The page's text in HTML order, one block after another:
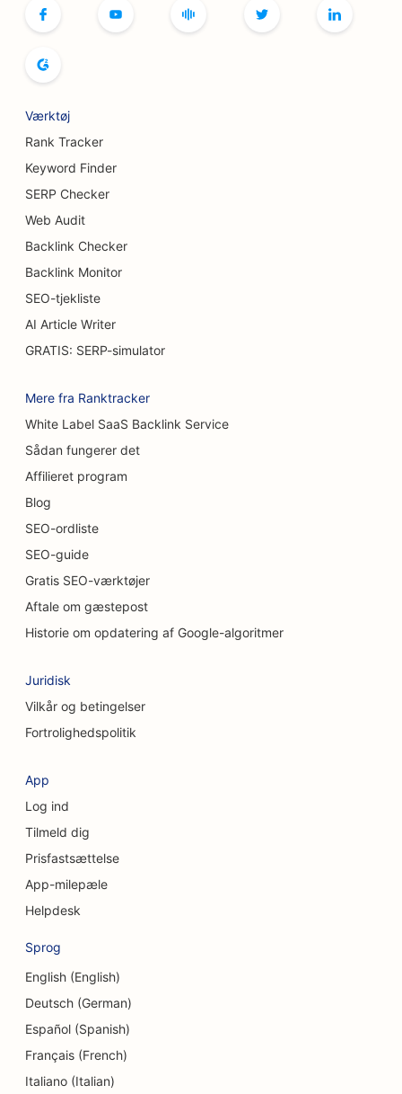
SEO for brødbagerier
SEO for brystforstørrelsesydelser
SEO for buffetrestauranter
SEO til burgerbiler
SEO for bilforhandlere
SEO for brandsårskirurger
SEO for uformelle restauranter
SEO for kemiske peeling-tjenester
SEO til kattecaféer
SEO for kiropraktorer
SEO til rengøringsservice
SEO for kaffebarer
SEO for kosmetiske kirurger
SEO til tøjbutikker
SEO for kraniofaciale kirurger
SEO for kreditforeninger
SEO for cupcake-butikker
SEO for dansestudier
SEO for daginstitutioner
SEO for gældsrådgivningstjenester
SEO for tandlægeklinikker
SEO for delikatesseforretninger
Værktøj
Rank Tracker
Keyword Finder
SERP Checker
Web Audit
Backlink Checker
Backlink Monitor
SEO-tjekliste
AI Article Writer
GRATIS: SERP-simulator
Mere fra Ranktracker
White Label SaaS Backlink Service
Sådan fungerer det
Affilieret program
Blog
SEO-ordliste
SEO-guide
Gratis SEO-værktøjer
Aftale om gæstepost
Historie om opdatering af Google-algoritmer
Juridisk
Vilkår og betingelser
Fortrolighedspolitik
App
Log ind
Tilmeld dig
Prisfastsættelse
App-milepæle
Helpdesk
Sprog
English (English)
Deutsch (German)
Español (Spanish)
Français (French)
Italiano (Italian)